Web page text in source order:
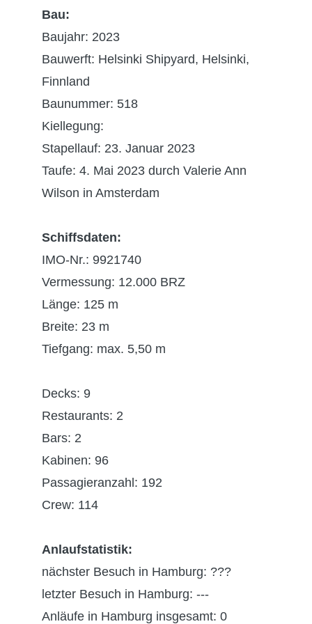
Bau:
Baujahr: 2023
Bauwerft: Helsinki Shipyard, Helsinki,
Finnland
Baunummer: 518
Kiellegung:
Stapellauf: 23. Januar 2023
Taufe: 4. Mai 2023 durch Valerie Ann
Wilson in Amsterdam
Schiffsdaten:
IMO-Nr.: 9921740
Vermessung: 12.000 BRZ
Länge: 125 m
Breite: 23 m
Tiefgang: max. 5,50 m
Decks: 9
Restaurants: 2
Bars: 2
Kabinen: 96
Passagieranzahl: 192
Crew: 114
Anlaufstatistik:
nächster Besuch in Hamburg: ???
letzter Besuch in Hamburg: ---
Anläufe in Hamburg insgesamt: 0